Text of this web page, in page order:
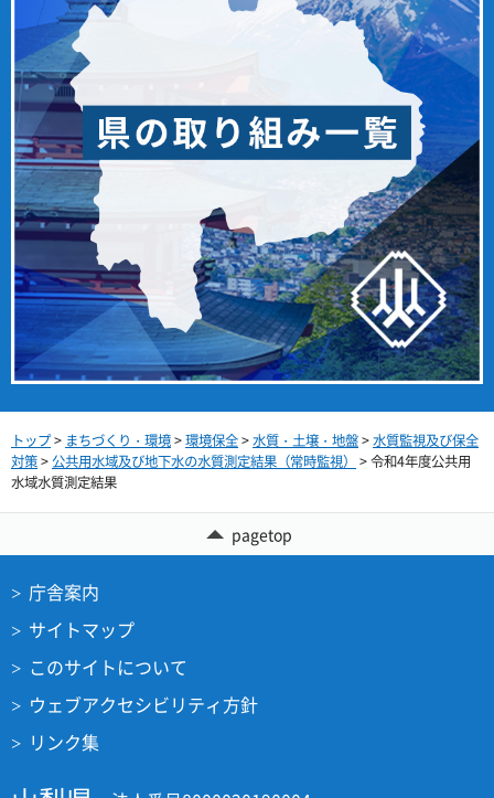
トップ> まちづくり・環境>環境保全>水質・土壌・地盤>水質監視及び保全
対策>公共用水域及び地下水の水質測定結果（常時監視）
> 令和4年度公共用
水域水質測定結果
pagetop
庁舎案内
サイトマップ
このサイトについて
ウェブアクセシビリティ方針
リンク集